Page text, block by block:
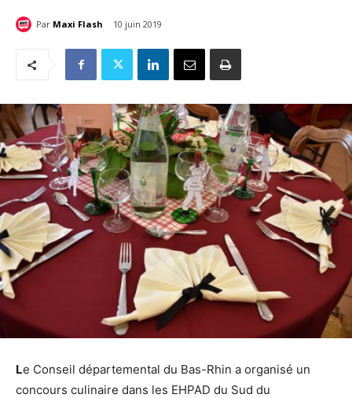
Par Maxi Flash 10 juin 2019
Le Conseil départemental du Bas-Rhin a organisé un
concours culinaire dans les EHPAD du Sud du